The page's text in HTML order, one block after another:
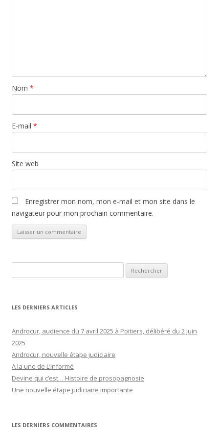
Nom *
E-mail *
Site web
Enregistrer mon nom, mon e-mail et mon site dans le
navigateur pour mon prochain commentaire.
LES DERNIERS ARTICLES
Androcur, audience du 7 avril 2025 à Poitiers, délibéré du 2 juin
2025
Androcur, nouvelle étape judiciaire
A la une de L’informé
Devine qui c’est… Histoire de prosopagnosie
Une nouvelle étape judiciaire importante
LES DERNIERS COMMENTAIRES